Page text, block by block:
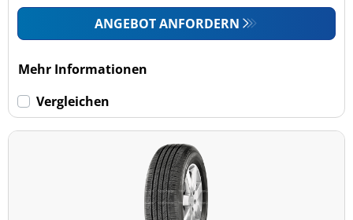
ANGEBOT ANFORDERN
Mehr Informationen
Vergleichen